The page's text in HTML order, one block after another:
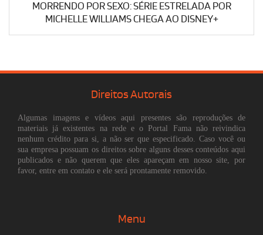
MORRENDO POR SEXO: SÉRIE ESTRELADA POR
MICHELLE WILLIAMS CHEGA AO DISNEY+
Direitos Autorais
Algumas imagens e vídeos aqui presentes são reproduções de
materiais já existentes na rede e o Portal Fama não reivindica
nenhum crédito para si, a não ser que especificado. Caso você ou
sua empresa possuam os direitos sobre alguns desses conteúdos aqui
publicados e não querem que eles apareçam em nosso site, por
favor, entre em contato e ele será prontamente removido.
Menu